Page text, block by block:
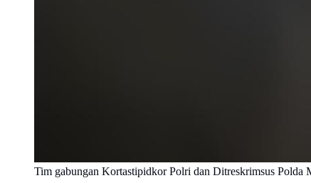
Tim gabungan Kortastipidkor Polri dan Ditreskrimsus Polda